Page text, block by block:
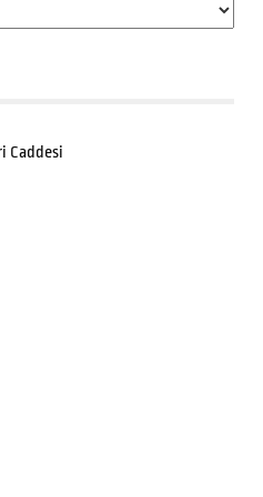
Caddesi